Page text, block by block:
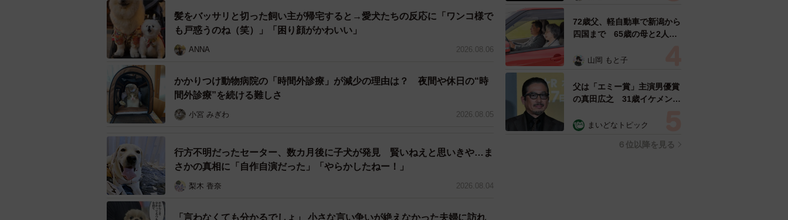
人嫌いは変わらず、抱っこも克服できぬままでしたが、
りんのケアのため、スタッフはかりんの横で就寝していました。すると、かりんが突然ゴロ
ンとヘソ天でスタッフを甘噛みし、さらには膝の上に寝っ転がってきました。突然の出来事
にスタッフはびっくり！ 目をこすりながら「もしかして、かりんとは別のワンコを病院か
ら連れて帰ってきてしまったのではないか」と思うほどでした。
髪をバッサリと切った飼い主が帰宅すると→愛犬たちの反応に「ワンコ様で
も戸惑うのね（笑）」「困り顔がかわいい」
ANNA 2026.08.06
かかりつけ動物病院の「時間外診療」が減少の理由は？ 夜間や休日の“時
間外診療”を続ける難しさ
小宮 みぎわ 2026.08.05
行方不明だったセーター、数カ月後に子犬が発見 賢いねえと思いきや…ま
さかの真相に「自作自演だった」「やらかしたねー！」
梨木 香奈 2026.08.04
「言わなくても分かるでしょ」 小さな言い争いが絶えなかった夫婦に訪れ
表の訴え
72歳父、軽自動車で新潟から
四国まで 65歳の母と2人で
憩まで分刻み… 「大学生で
山岡 もと子
父は「エミー賞」主演男優賞
の真田広之 31歳イケメン俳
「ガチヒロさんそっくり」
まいどなトピック
６位以降を見る